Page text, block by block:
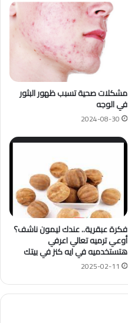
مشكلات صحية تسبب ظهور البثور
في الوجه
2024-08-30
فكرة عبقرية.. عندك ليمون ناشف؟
أوعي ترميه تعالي اعرفي
هتستخدميه في ايه كنز في بيتك
2025-02-11